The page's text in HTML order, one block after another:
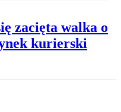
zacięta walka o
kurierski